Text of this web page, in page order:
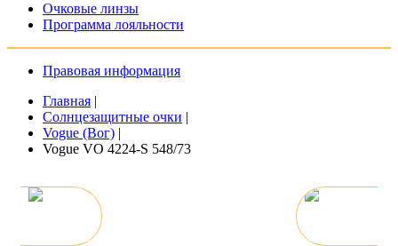
Очковые линзы
Программа лояльности
Правовая информация
Главная |
Солнцезащитные очки |
Vogue (Вог) |
Vogue VO 4224-S 548/73